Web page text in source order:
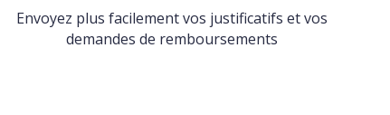
Envoyez plus facilement vos justificatifs et vos
demandes de remboursements